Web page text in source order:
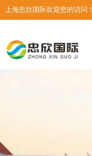
上海忠欣国际欢迎您的访问！